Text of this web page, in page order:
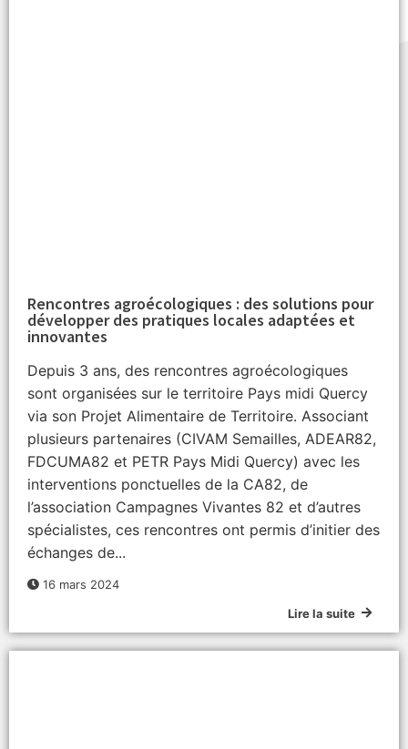
Rencontres agroécologiques : des solutions pour
développer des pratiques locales adaptées et
innovantes
Depuis 3 ans, des rencontres agroécologiques
sont organisées sur le territoire Pays midi Quercy
via son Projet Alimentaire de Territoire. Associant
plusieurs partenaires (CIVAM Semailles, ADEAR82,
FDCUMA82 et PETR Pays Midi Quercy) avec les
interventions ponctuelles de la CA82, de
l’association Campagnes Vivantes 82 et d’autres
spécialistes, ces rencontres ont permis d’initier des
échanges de...
16 mars 2024
Lire la suite